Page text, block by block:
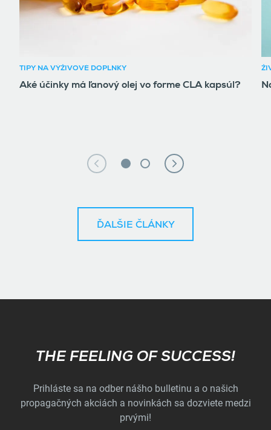
TIPY NA VÝŽIVOVÉ DOPLNKY
Aké účinky má ľanový olej vo forme CLA kapsúl?
ĎALŠIE ČLÁNKY
Subscribe
THE FEELING OF SUCCESS!
Prihláste sa na odber nášho bulletinu a o našich
propagačných akciách a novinkách sa dozviete medzi
prvými!